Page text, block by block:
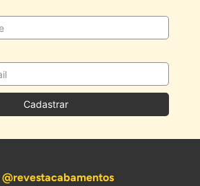
Cadastrar
@revestacabamentos